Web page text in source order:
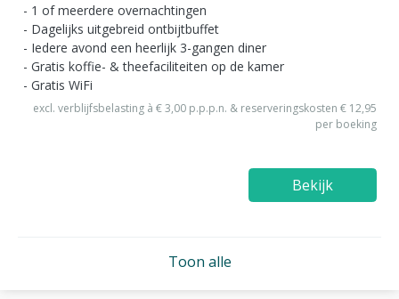
1 of meerdere overnachtingen
Dagelijks uitgebreid ontbijtbuffet
Iedere avond een heerlijk 3-gangen diner
Gratis koffie- & theefaciliteiten op de kamer
Gratis WiFi
excl. verblijfsbelasting à € 3,00 p.p.p.n. & reserveringskosten € 12,95
per boeking
Bekijk
Toon alle